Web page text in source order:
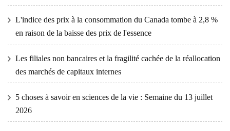
L'indice des prix à la consommation du Canada tombe à 2,8 %
en raison de la baisse des prix de l'essence
Les filiales non bancaires et la fragilité cachée de la réallocation
des marchés de capitaux internes
5 choses à savoir en sciences de la vie : Semaine du 13 juillet
2026